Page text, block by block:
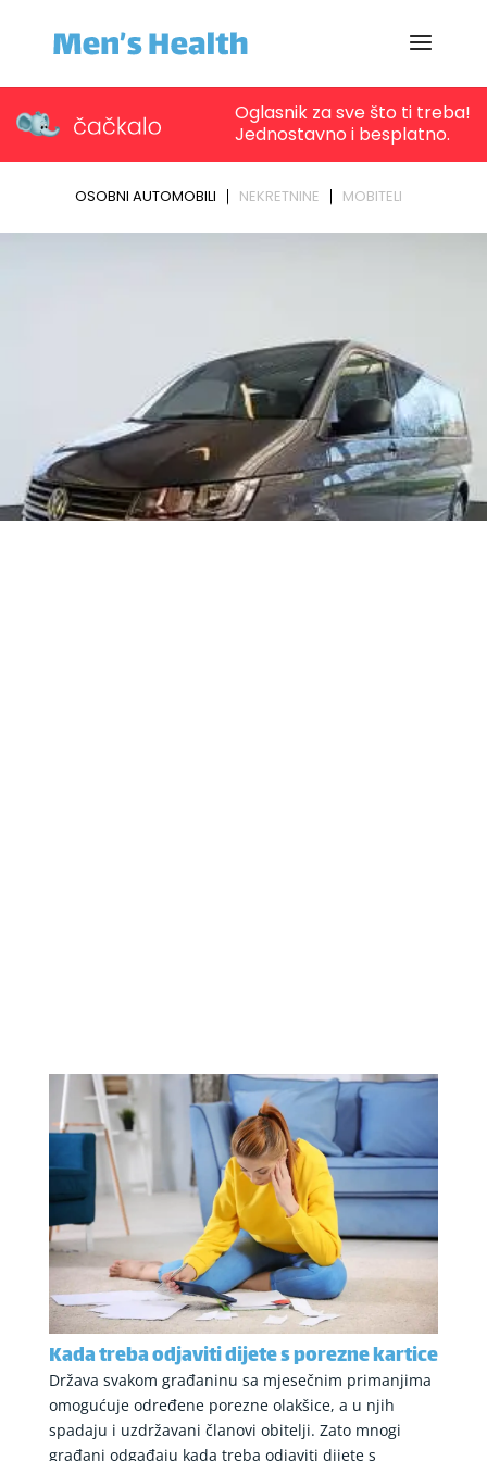
Kada treba odjaviti dijete s porezne kartice
Država svakom građaninu sa mjesečnim primanjima
omogućuje određene porezne olakšice, a u njih
spadaju i uzdržavani članovi obitelji. Zato mnogi
građani odgađaju kada treba odjaviti dijete s